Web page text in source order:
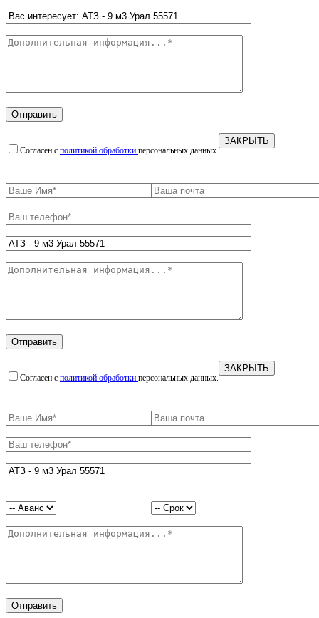
Согласен с политикой обработки персональных данных.
ЗАКРЫТЬ
Согласен с политикой обработки персональных данных.
ЗАКРЫТЬ